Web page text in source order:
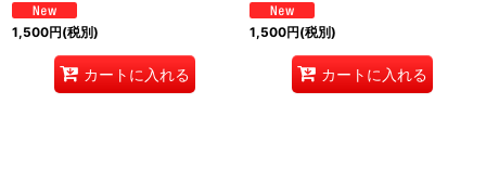
1,500円(税別)
カートに入れる
1,500円(税別)
カートに入れる